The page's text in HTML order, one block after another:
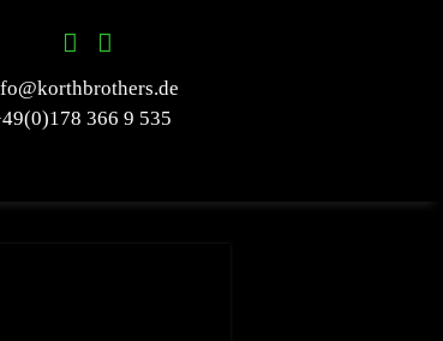
366 9 535